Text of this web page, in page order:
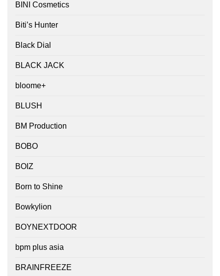
BINI Cosmetics
Biti’s Hunter
Black Dial
BLACK JACK
bloome+
BLUSH
BM Production
BOBO
BOIZ
Born to Shine
Bowkylion
BOYNEXTDOOR
bpm plus asia
BRAINFREEZE